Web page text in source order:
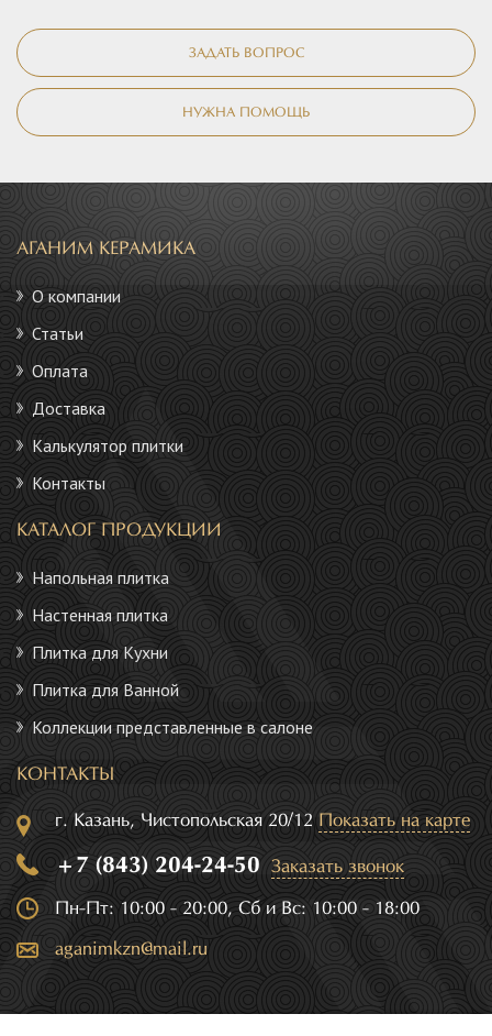
ЗАДАТЬ ВОПРОС
НУЖНА ПОМОЩЬ
АГАНИМ КЕРАМИКА
О компании
Статьи
Оплата
Доставка
Калькулятор плитки
Контакты
КАТАЛОГ ПРОДУКЦИИ
Напольная плитка
Настенная плитка
Плитка для Кухни
Плитка для Ванной
Коллекции представленные в салоне
КОНТАКТЫ
г. Казань, Чистопольская 20/12 Показать на карте
+7 (843) 204-24-50 Заказать звонок
Пн-Пт: 10:00 - 20:00, Сб и Вс: 10:00 - 18:00
aganimkzn@mail.ru